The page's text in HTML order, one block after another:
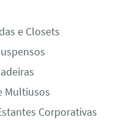
e Closets
Multiusos
Corporativas